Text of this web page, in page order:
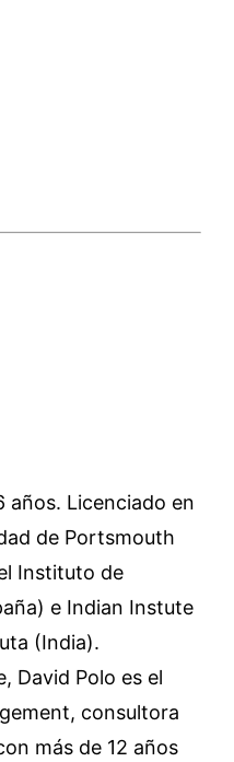
años. Licenciado en
de Portsmouth
Instituto de
e Indian Instute
(India).
David Polo es el
consultora
más de 12 años